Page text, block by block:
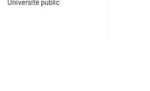
Université public